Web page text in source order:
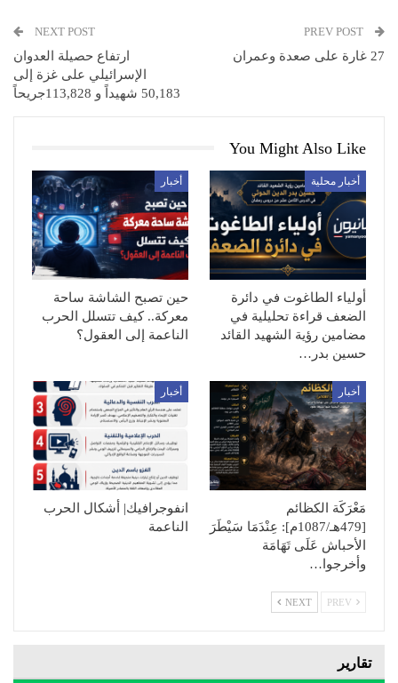
27 غارة على صعدة وعمران
NEXT POST
ارتفاع حصيلة العدوان
الإسرائيلي على غزة إلى
50,183 شهيداً و 113,828جريحاً
You Might Also Like
أخبار محلية
أولياء الطاغوت في دائرة
الضعف قراءة تحليلية في
مضامين رؤية الشهيد القائد
حسين بدر…
أخبار
حين تصبح الشاشة ساحة
معركة.. كيف تتسلل الحرب
الناعمة إلى العقول؟
أخبار
مَعْرَكَة الكظائم
[479هـ/1087م]: عِنْدَمَا سَيْطَرَ
الأحباش عَلَى تَهَامَة
وأخرجوا…
أخبار
انفوجرافيك| أشكال الحرب
الناعمة
NEXT
تقارير